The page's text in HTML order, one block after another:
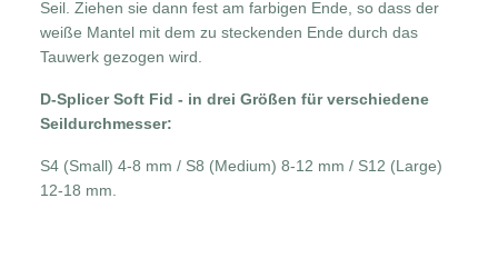
Seil. Ziehen sie dann fest am farbigen Ende, so dass der
weiße Mantel mit dem zu steckenden Ende durch das
Tauwerk gezogen wird.
D-Splicer Soft Fid - in drei Größen für verschiedene
Seildurchmesser:
S4 (Small) 4-8 mm / S8 (Medium) 8-12 mm / S12 (Large)
12-18 mm.